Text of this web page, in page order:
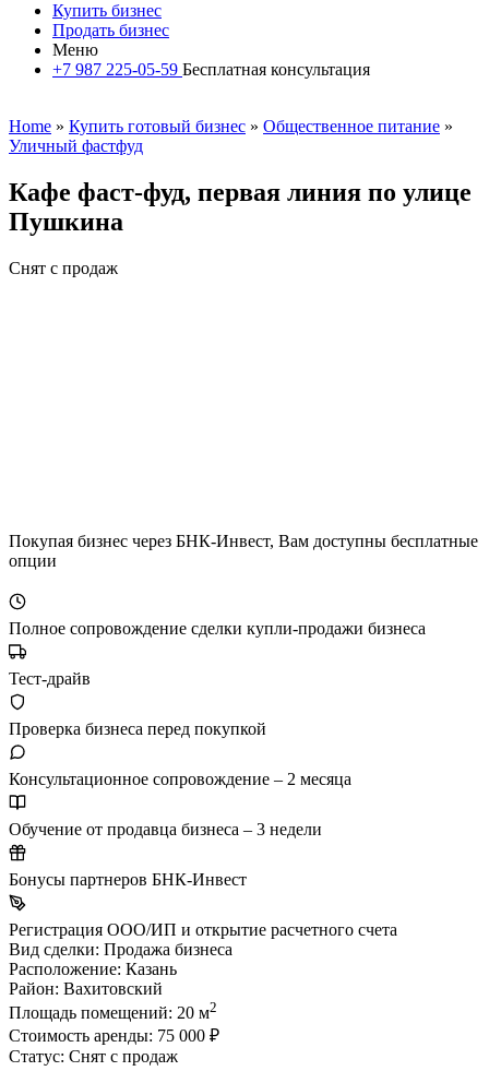
Купить бизнес
Продать бизнес
Меню
+7 987 225-05-59 Бесплатная консультация
Home » Купить готовый бизнес » Общественное питание »
Уличный фастфуд
Кафе фаст-фуд, первая линия по улице
Пушкина
Снят с продаж
Покупая бизнес через БНК-Инвест, Вам доступны бесплатные
опции
Полное сопровождение сделки купли-продажи бизнеса
Тест-драйв
Проверка бизнеса перед покупкой
Консультационное сопровождение – 2 месяца
Обучение от продавца бизнеса – 3 недели
Бонусы партнеров БНК-Инвест
Регистрация ООО/ИП и открытие расчетного счета
Вид сделки: Продажа бизнеса
Расположение: Казань
Район: Вахитовский
Площадь помещений: 20 м2
Стоимость аренды: 75 000 ₽
Статус: Снят с продаж